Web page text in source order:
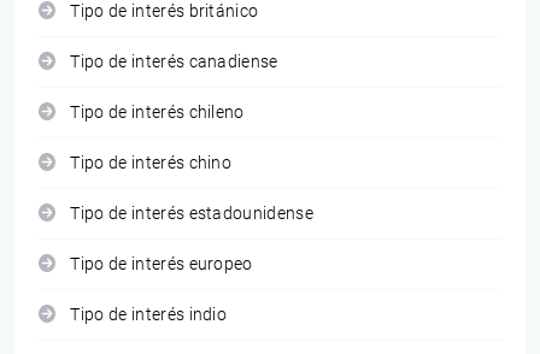
Tipo de interés británico
Tipo de interés canadiense
Tipo de interés chileno
Tipo de interés chino
Tipo de interés estadounidense
Tipo de interés europeo
Tipo de interés indio